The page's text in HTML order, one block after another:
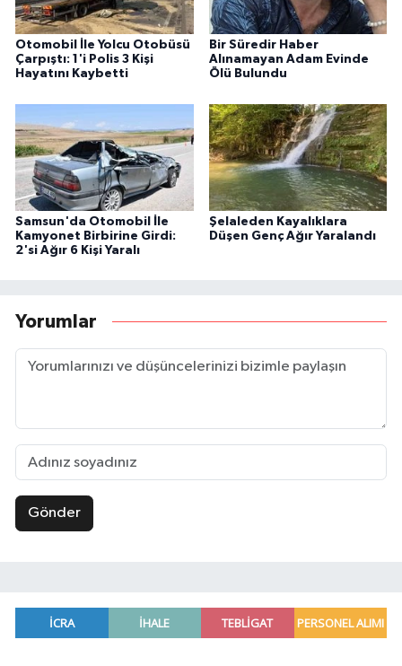
Otomobil İle Yolcu Otobüsü
Çarpıştı: 1'i Polis 3 Kişi
Hayatını Kaybetti
Bir Süredir Haber
Alınamayan Adam Evinde
Ölü Bulundu
Samsun'da Otomobil İle
Kamyonet Birbirine Girdi:
2'si Ağır 6 Kişi Yaralı
Şelaleden Kayalıklara
Düşen Genç Ağır Yaralandı
Yorumlar
Gönder